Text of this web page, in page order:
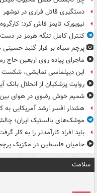
دستگیری قاتل فراری در نوشهر
نیویورک تایمز فاش کرد:
کنترل کامل تنگه هرمز در دست
پرچم سیاه بر فراز گنبد
ماجرای پیاده روی اربعین حاج
این دیپلماسی نمایشی،
روایت پزشکیان از انحلال بانک
شمیم خوش رضوی در هوای
هشدار افسر ارشد آمریکایی به
موشک‌های بالستیک ایران؛
باید افراد کارآمدتر را به کار
حامیان فلسطین در مکزیک
سلامت